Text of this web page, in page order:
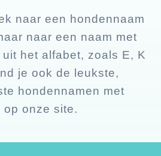
naar een hondennaam
naar een naam met
het alfabet, zoals E, K
je ook de leukste,
hondennamen met
op onze site.